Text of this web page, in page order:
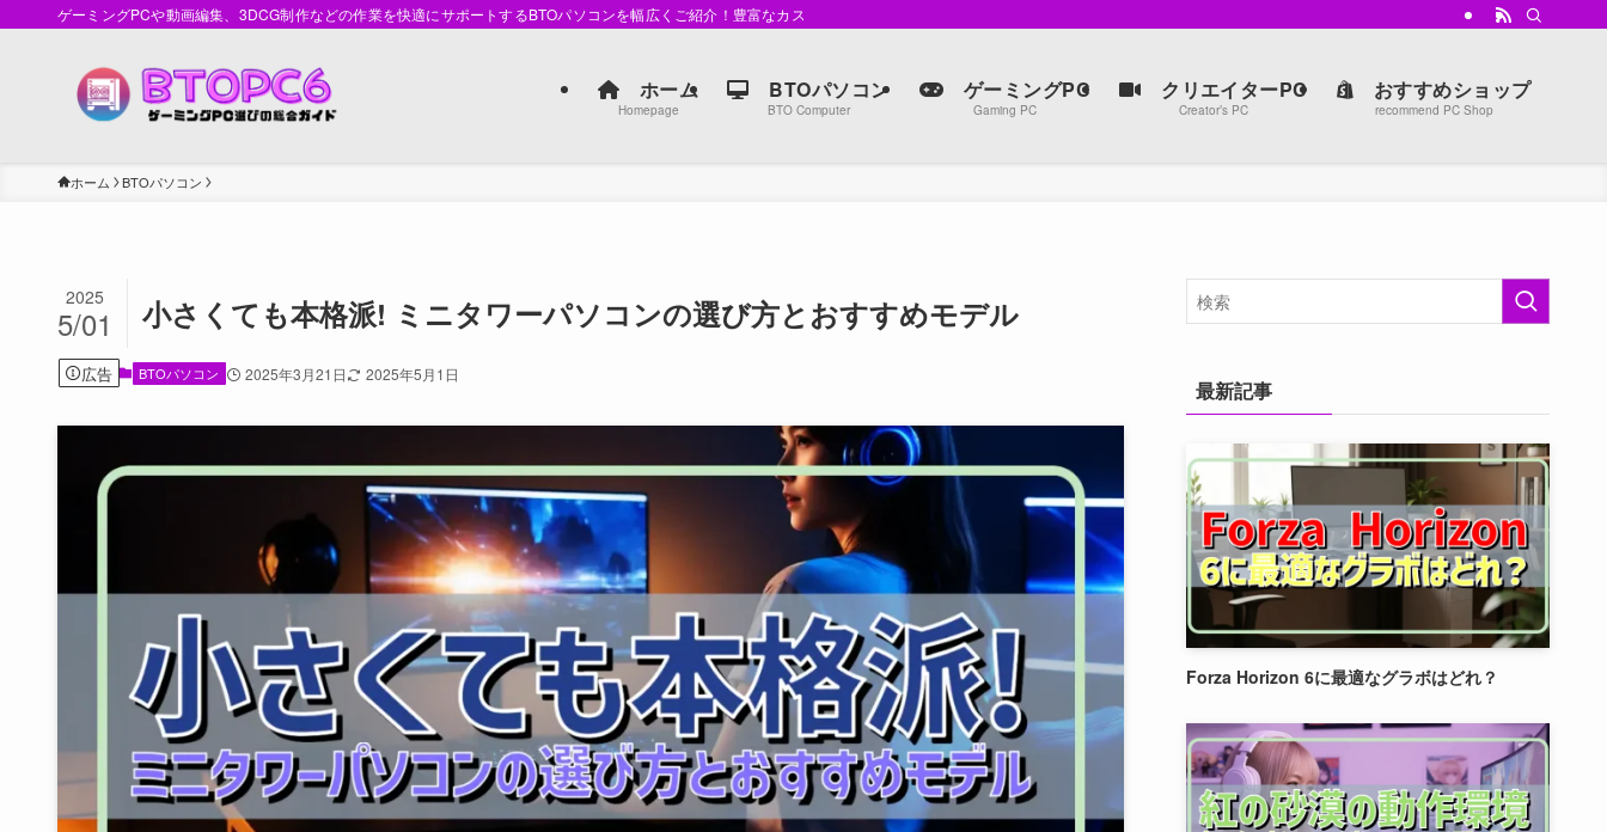
ゲーミングPCや動画編集、3DCG制作などの作業を快適にサポートするBTOパソコンを幅広くご紹介！豊富なカスタマイズオプションで、自分だけの最強マシンを手に入れよう。
ホーム
Homepage
BTOパソコン
BTO Computer
ゲーミングPC
Gaming PC
クリエイターPC
Creator’s PC
おすすめショップ
recommend PC Shop
ホーム BTOパソコン
小さくても本格派! ミニタワーパソコンの選び方とおすすめモデル
2025
5/01
広告 BTOパソコン 2025年3月21日 2025年5月1日
最新記事
Forza Horizon 6に最適なグラボはどれ？